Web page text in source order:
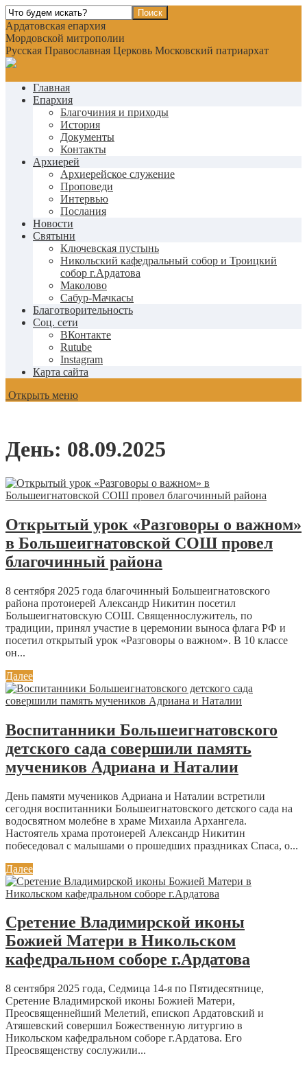
Ардатовская епархия
Мордовской митрополии
Русская Православная Церковь Московский патриархат
Главная
Епархия
Благочиния и приходы
История
Документы
Контакты
Архиерей
Архиерейское служение
Проповеди
Интервью
Послания
Новости
Святыни
Ключевская пустынь
Никольский кафедральный собор и Троицкий
собор г.Ардатова
Маколово
Сабур-Мачкасы
Благотворительность
Соц. сети
ВКонтакте
Rutube
Instagram
Карта сайта
Открыть меню
День: 08.09.2025
Открытый урок «Разговоры о важном»
в Большеигнатовской СОШ провел
благочинный района
8 сентября 2025 года благочинный Большеигнатовского
района протоиерей Александр Никитин посетил
Большеигнатовскую СОШ. Священнослужитель, по
традиции, принял участие в церемонии выноса флага РФ и
посетил открытый урок «Разговоры о важном». В 10 классе
он...
Далее
Воспитанники Большеигнатовского
детского сада совершили память
мучеников Адриана и Наталии
День памяти мучеников Адриана и Наталии встретили
сегодня воспитанники Большеигнатовского детского сада на
водосвятном молебне в храме Михаила Архангела.
Настоятель храма протоиерей Александр Никитин
побеседовал с малышами о прошедших праздниках Спаса, о...
Далее
Сретение Владимирской иконы
Божией Матери в Никольском
кафедральном соборе г.Ардатова
8 сентября 2025 года, Седмица 14-я по Пятидесятнице,
Сретение Владимирской иконы Божией Матери,
Преосвященнейший Мелетий, епископ Ардатовский и
Атяшевский совершил Божественную литургию в
Никольском кафедральном соборе г.Ардатова. Его
Преосвященству сослужили...